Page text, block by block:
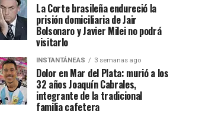
La Corte brasileña endureció la
prisión domiciliaria de Jair
Bolsonaro y Javier Milei no podrá
visitarlo
INSTANTÁNEAS 3 semanas ago
Dolor en Mar del Plata: murió a los
32 años Joaquín Cabrales,
integrante de la tradicional
familia cafetera